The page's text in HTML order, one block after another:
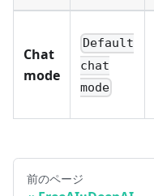
Chat
mode
Default
chat
mode
前のページ